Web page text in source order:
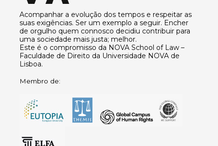
Acompanhar a evolução dos tempos e respeitar as
suas exigências. Ser um exemplo a seguir. Encher
de orgulho quem connosco decidiu contribuir para
uma sociedade mais justa; melhor.
Este é o compromisso da NOVA School of Law –
Faculdade de Direito da Universidade NOVA de
Lisboa.
Membro de: